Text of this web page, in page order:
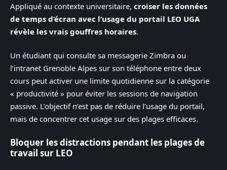
Appliqué au contexte universitaire, croiser les données
de temps d’écran avec l’usage du portail LEO UGA
révèle les vrais gouffres horaires.
Un étudiant qui consulte sa messagerie Zimbra ou
l’intranet Grenoble Alpes sur son téléphone entre deux
cours peut activer une limite quotidienne sur la catégorie
« productivité » pour éviter les sessions de navigation
passive. L’objectif n’est pas de réduire l’usage du portail,
mais de concentrer cet usage sur des plages efficaces.
Bloquer les distractions pendant les plages de
travail sur LEO